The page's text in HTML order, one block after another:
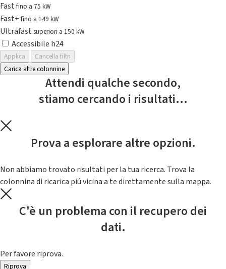
Fastfino a 75 kW
Fast+fino a 149 kW
Ultrafast superiori a 150 kW
Accessibile h24
Applica
Cancella filtri
Carica altre colonnine
Attendi qualche secondo,
stiamo cercando i risultati...
Prova a esplorare altre opzioni.
Non abbiamo trovato risultati per la tua ricerca. Trova la
colonnina di ricarica piú vicina a te direttamente sulla mappa.
C'è un problema con il recupero dei
dati.
Per favore riprova.
Riprova